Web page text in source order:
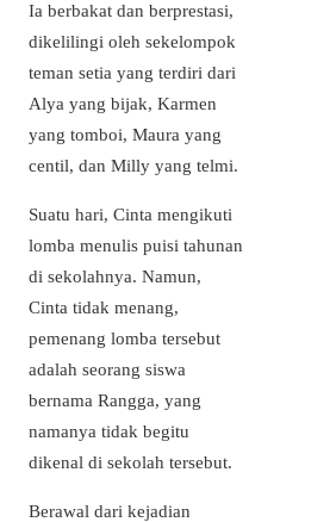
Ia berbakat dan berprestasi,
dikelilingi oleh sekelompok
teman setia yang terdiri dari
Alya yang bijak, Karmen
yang tomboi, Maura yang
centil, dan Milly yang telmi.
Suatu hari, Cinta mengikuti
lomba menulis puisi tahunan
di sekolahnya. Namun,
Cinta tidak menang,
pemenang lomba tersebut
adalah seorang siswa
bernama Rangga, yang
namanya tidak begitu
dikenal di sekolah tersebut.
Berawal dari kejadian